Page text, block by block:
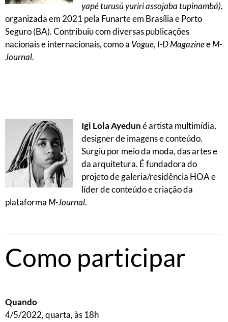
yapé turusú yuriri assojaba tupinambá),
organizada em 2021 pela Funarte em Brasília e Porto
Seguro (BA). Contribuiu com diversas publicações
nacionais e internacionais, como a Vogue, I-D MagazineeM-
Journal.
Igi Lola Ayeduné artista multimídia,
designer de imagens e conteúdo.
Surgiu por meio da moda, das artes e
da arquitetura. É fundadora do
projeto de galeria/residência HOA e
líder de conteúdo e criação da
plataforma M-Journal.
Como participar
Quando
4/5/2022, quarta, às 18h